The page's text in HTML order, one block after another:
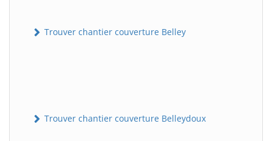
Trouver chantier couverture Belley
Trouver chantier couverture Belleydoux